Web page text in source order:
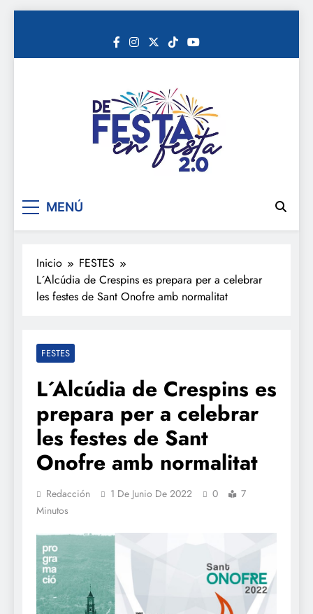
De festa en festa 2.0
MENÚ
Inicio
FESTES
L´Alcúdia de Crespins es prepara per a celebrar
les festes de Sant Onofre amb normalitat
FESTES
L´Alcúdia de Crespins es
prepara per a celebrar
les festes de Sant
Onofre amb normalitat
Redacción 1 De Junio De 2022 0
7
Minutos